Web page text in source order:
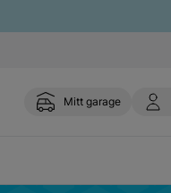
Mitt garage